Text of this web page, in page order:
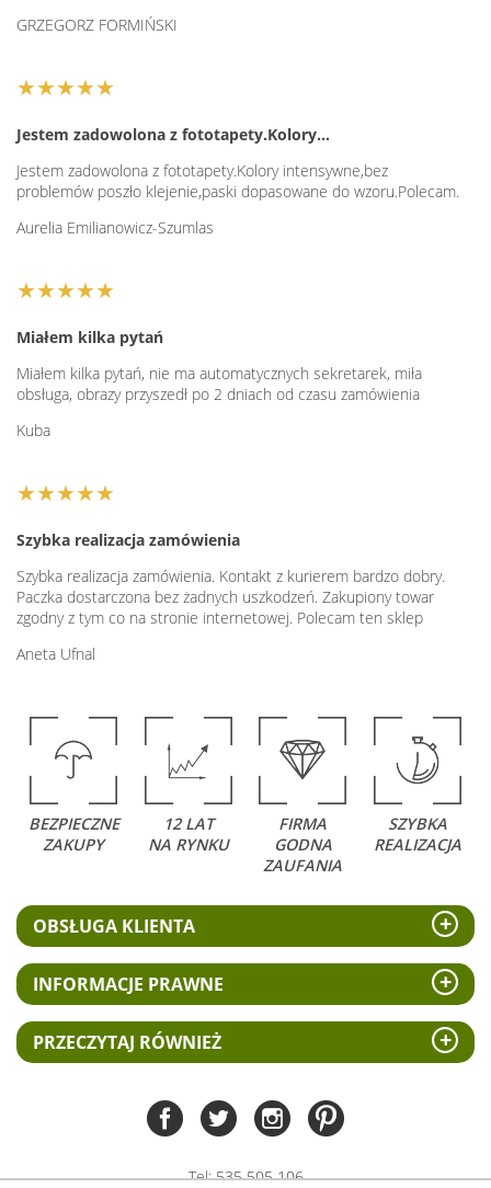
GRZEGORZ FORMIŃSKI
★★★★★
Jestem zadowolona z fototapety.Kolory…
Jestem zadowolona z fototapety.Kolory intensywne,bez
problemów poszło klejenie,paski dopasowane do wzoru.Polecam.
Aurelia Emilianowicz-Szumlas
★★★★★
Miałem kilka pytań
Miałem kilka pytań, nie ma automatycznych sekretarek, miła
obsługa, obrazy przyszedł po 2 dniach od czasu zamówienia
Kuba
★★★★★
Szybka realizacja zamówienia
Szybka realizacja zamówienia. Kontakt z kurierem bardzo dobry.
Paczka dostarczona bez żadnych uszkodzeń. Zakupiony towar
zgodny z tym co na stronie internetowej. Polecam ten sklep
Aneta Ufnal
BEZPIECZNE
ZAKUPY
12 LAT
NA RYNKU
FIRMA
GODNA
ZAUFANIA
SZYBKA
REALIZACJA
OBSŁUGA KLIENTA
INFORMACJE PRAWNE
PRZECZYTAJ RÓWNIEŻ
Tel:535 505 106